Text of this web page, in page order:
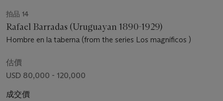
拍品 14
Rafael Barradas (Uruguayan 1890-1929)
Hombre en la taberna (from the series Los magníficos )
估價
USD 80,000 - 120,000
成交價